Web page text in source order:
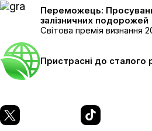
Переможець:
залізничних подорожей
Світова премія визнання
Пристрасні до сталого